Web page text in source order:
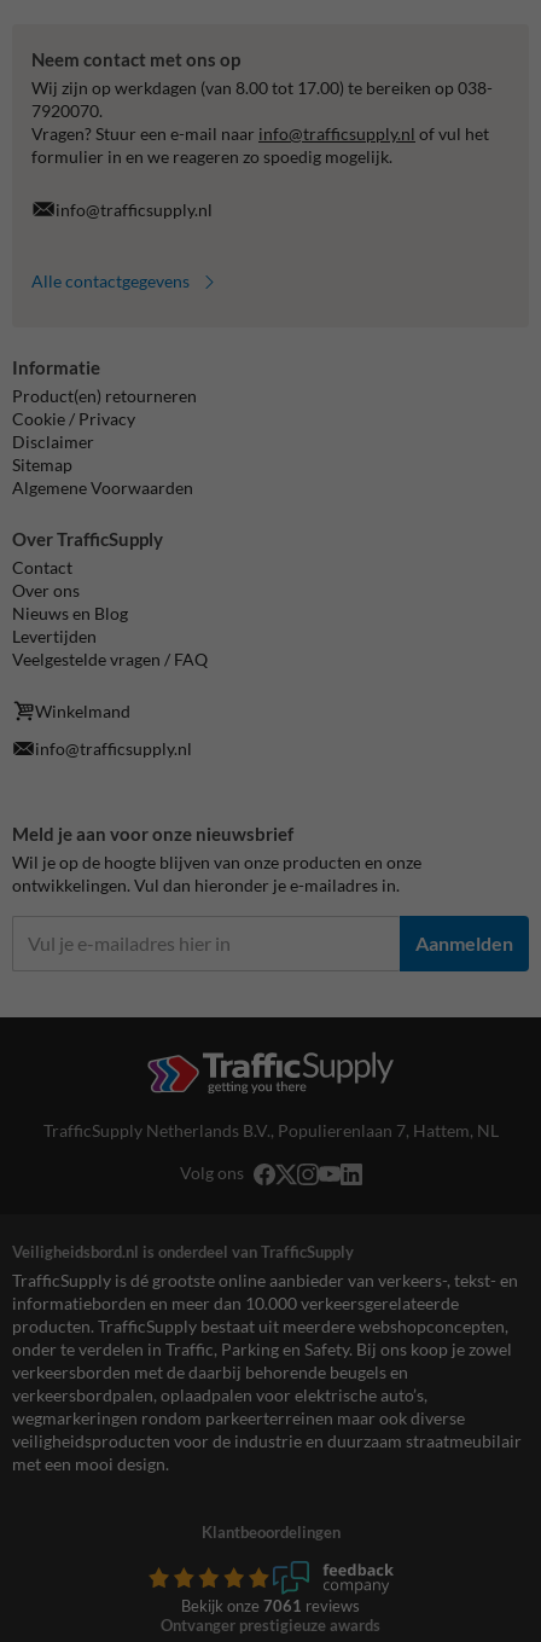
Neem contact met ons op
Wij zijn op werkdagen (van 8.00 tot 17.00) te bereiken op 038-
7920070.
Vragen? Stuur een e-mail naar info@trafficsupply.nl of vul het
formulier in en we reageren zo spoedig mogelijk.
info@trafficsupply.nl
Alle contactgegevens
Informatie
Product(en) retourneren
Cookie / Privacy
Disclaimer
Sitemap
Algemene Voorwaarden
Over TrafficSupply
Contact
Over ons
Nieuws en Blog
Levertijden
Veelgestelde vragen / FAQ
Winkelmand
info@trafficsupply.nl
Meld je aan voor onze nieuwsbrief
Wil je op de hoogte blijven van onze producten en onze
ontwikkelingen. Vul dan hieronder je e-mailadres in.
Aanmelden
TrafficSupply Netherlands B.V., Populierenlaan 7, Hattem, NL
Volg ons
Veiligheidsbord.nl is onderdeel van TrafficSupply
TrafficSupply is dé grootste online aanbieder van verkeers-, tekst- en
informatieborden en meer dan 10.000 verkeersgerelateerde
producten. TrafficSupply bestaat uit meerdere webshopconcepten,
onder te verdelen in Traffic, Parking en Safety. Bij ons koop je zowel
verkeersborden met de daarbij behorende beugels en
verkeersbordpalen, oplaadpalen voor elektrische auto’s,
wegmarkeringen rondom parkeerterreinen maar ook diverse
veiligheidsproducten voor de industrie en duurzaam straatmeubilair
met een mooi design.
Klantbeoordelingen
Bekijk onze 7061 reviews
Ontvanger prestigieuze awards